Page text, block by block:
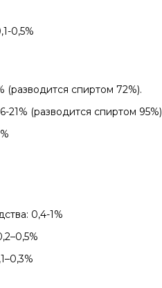
0,5%
(разводится спиртом 72%).
(разводится спиртом 95%)
0,4-1%